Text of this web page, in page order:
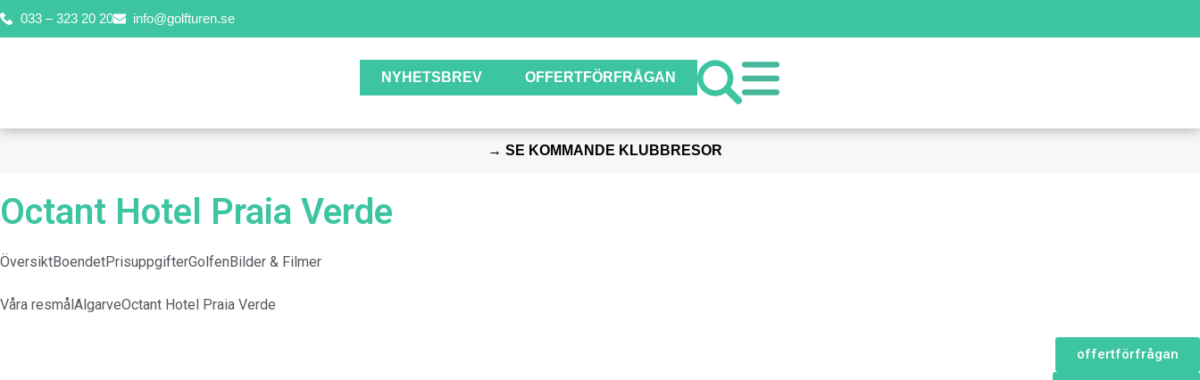
033 – 323 20 20 info@golfturen.se
NYHETSBREV OFFERTFÖRFRÅGAN
→ SE KOMMANDE KLUBBRESOR
Octant Hotel Praia Verde
ÖversiktBoendetPrisuppgifterGolfenBilder & Filmer
Våra resmålAlgarveOctant Hotel Praia Verde
offertförfrågan